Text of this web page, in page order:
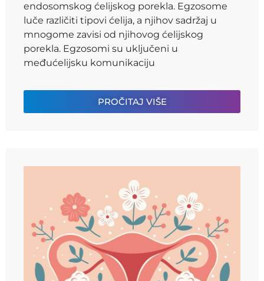
endosomskog ćelijskog porekla. Egzosome
luče različiti tipovi ćelija, a njihov sadržaj u
mnogome zavisi od njihovog ćelijskog
porekla. Egzosomi su uključeni u
međućelijsku komunikaciju
PROČITAJ VIŠE